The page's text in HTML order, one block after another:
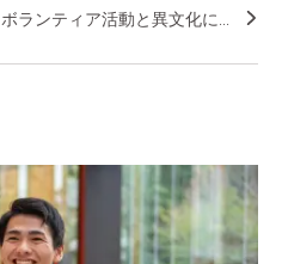
ボランティア活動と異文化に...